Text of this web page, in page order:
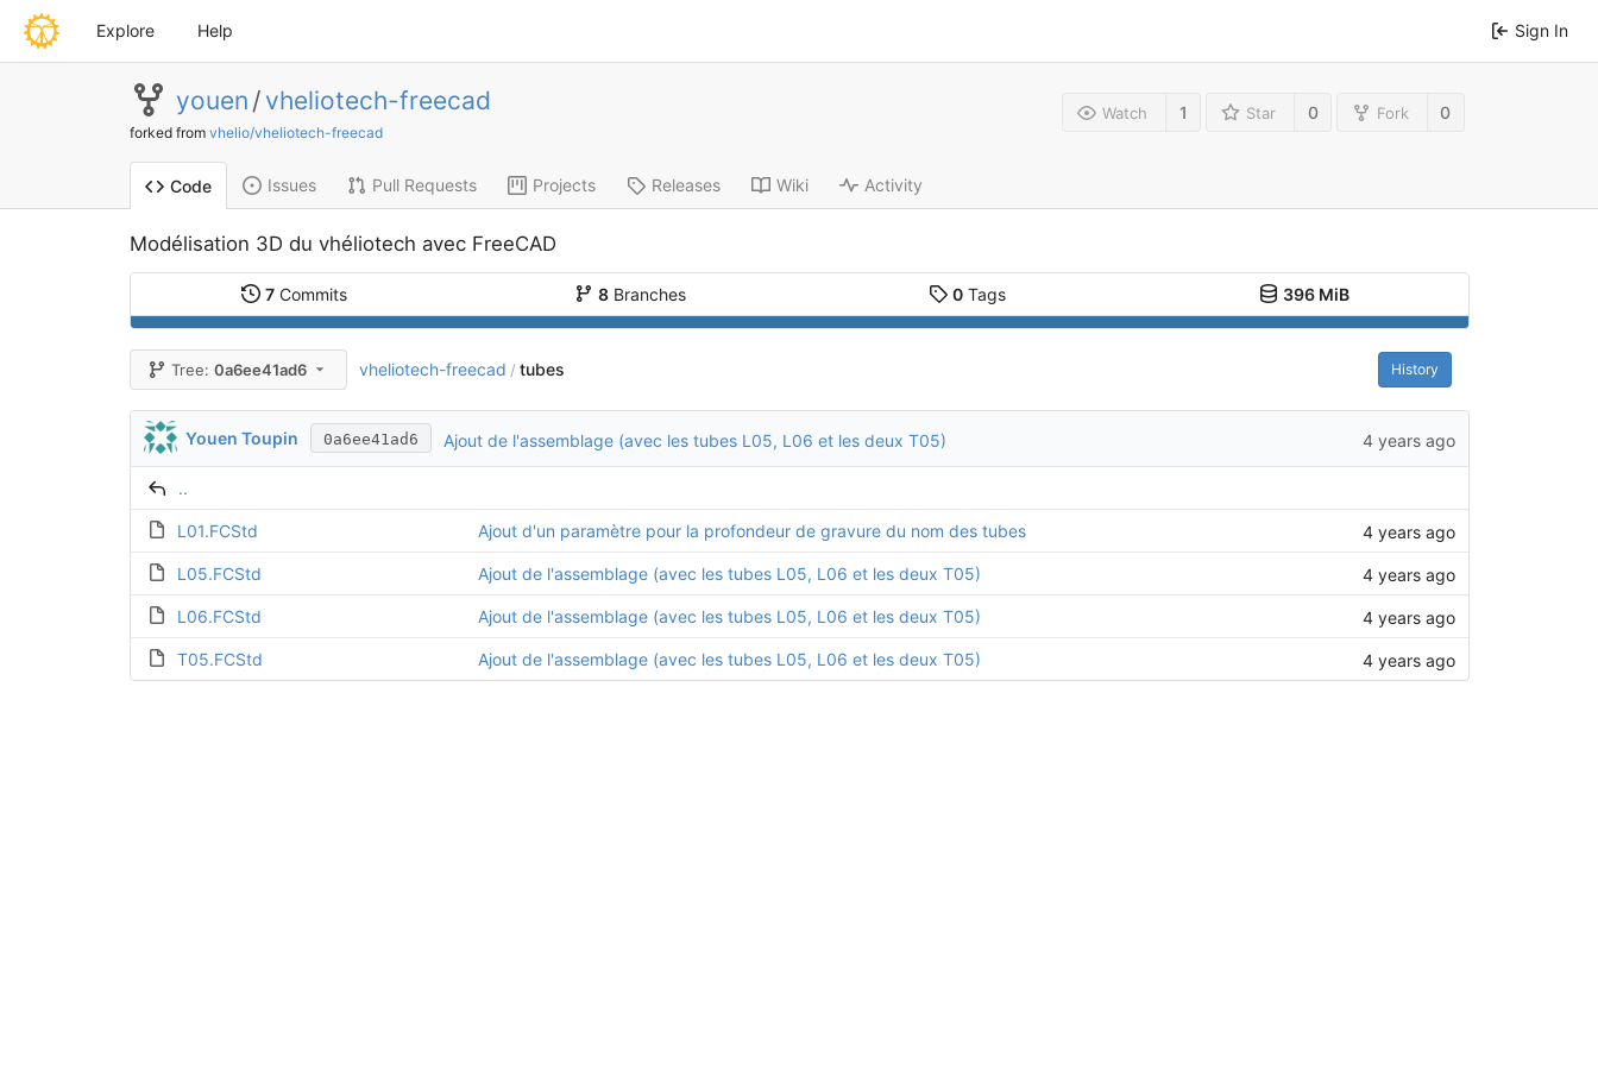
Explore Help Sign In
youen / vheliotech-freecad
forked from vhelio/vheliotech-freecad
Watch 1 Star 0 Fork 0
Code Issues Pull Requests Projects Releases Wiki Activity
Modélisation 3D du vhéliotech avec FreeCAD
7Commits 8 Branches 0 Tags 396 MiB
Tree:0a6ee41ad6 vheliotech-freecad / tubes History
Youen Toupin 0a6ee41ad6 Ajout de l'assemblage (avec les tubes L05, L06 et les deux T05) 4 years ago
..
L01.FCStd Ajout d'un paramètre pour la profondeur de gravure du nom des tubes 4 years ago
L05.FCStd Ajout de l'assemblage (avec les tubes L05, L06 et les deux T05) 4 years ago
L06.FCStd Ajout de l'assemblage (avec les tubes L05, L06 et les deux T05) 4 years ago
T05.FCStd Ajout de l'assemblage (avec les tubes L05, L06 et les deux T05) 4 years ago